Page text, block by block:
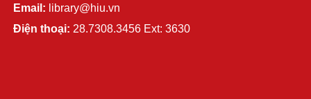
Email: library@hiu.vn
Điện thoại: 28.7308.3456 Ext: 3630